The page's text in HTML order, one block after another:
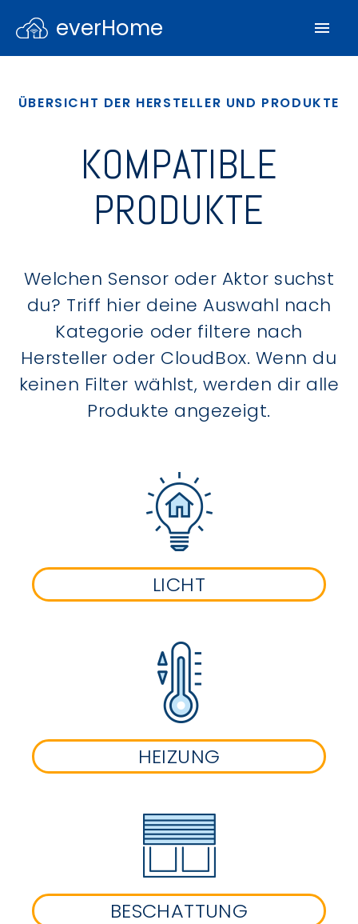
everHome
ÜBERSICHT DER HERSTELLER UND PRODUKTE
KOMPATIBLE
PRODUKTE
Welchen Sensor oder Aktor suchst
du? Triff hier deine Auswahl nach
Kategorie oder filtere nach
Hersteller oder CloudBox. Wenn du
keinen Filter wählst, werden dir alle
Produkte angezeigt.
LICHT
HEIZUNG
BESCHATTUNG